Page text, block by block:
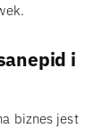
i
biznes jest